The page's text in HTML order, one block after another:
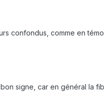
confondus, comme en
signe, car en général